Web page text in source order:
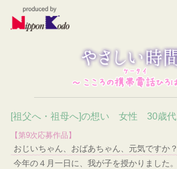
[祖父へ・祖母へ]の想い 女性 30歳代
【第9次応募作品】
おじいちゃん、おばあちゃん、元気ですか？
今年の４月一日に、我が子を授かりました。